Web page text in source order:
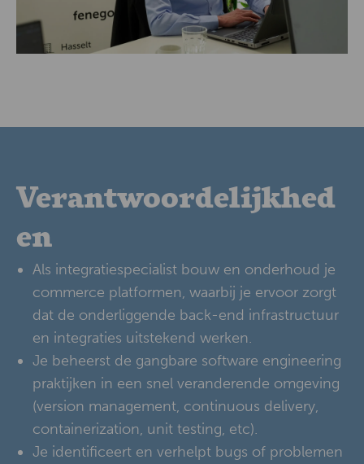
Verantwoordelijkhed
en
Als integratiespecialist bouw en onderhoud je
commerce platformen, waarbij je ervoor zorgt
dat de onderliggende back-end infrastructuur
en integraties uitstekend werken.
Je beheerst de gangbare software engineering
praktijken in een snel veranderende omgeving
(version management, continuous delivery,
containerization, unit testing, etc).
Je identificeert en verhelpt bugs of problemen